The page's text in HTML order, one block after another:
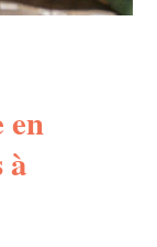
en
à